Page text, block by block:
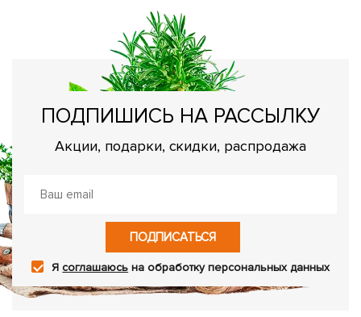
ПОДПИШИСЬ НА РАССЫЛКУ
Акции, подарки, скидки, распродажа
ПОДПИСАТЬСЯ
Ясоглашаюсь на обработку персональных данных